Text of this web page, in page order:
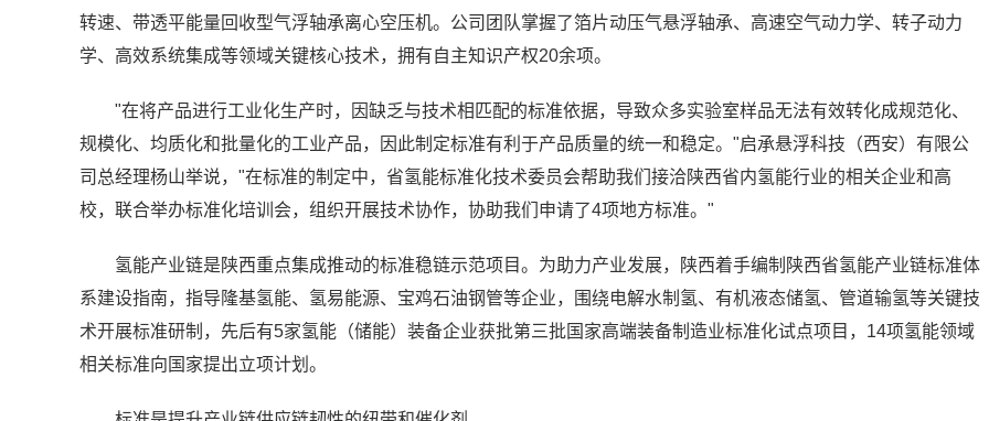
转速、带透平能量回收型气浮轴承离心空压机。公司团队掌握了箔片动压气悬浮轴承、高速空气动力学、转子动力
学、高效系统集成等领域关键核心技术，拥有自主知识产权20余项。
"在将产品进行工业化生产时，因缺乏与技术相匹配的标准依据，导致众多实验室样品无法有效转化成规范化、
规模化、均质化和批量化的工业产品，因此制定标准有利于产品质量的统一和稳定。"启承悬浮科技（西安）有限公
司总经理杨山举说，"在标准的制定中，省氢能标准化技术委员会帮助我们接洽陕西省内氢能行业的相关企业和高
校，联合举办标准化培训会，组织开展技术协作，协助我们申请了4项地方标准。"
氢能产业链是陕西重点集成推动的标准稳链示范项目。为助力产业发展，陕西着手编制陕西省氢能产业链标准体
系建设指南，指导隆基氢能、氢易能源、宝鸡石油钢管等企业，围绕电解水制氢、有机液态储氢、管道输氢等关键技
术开展标准研制，先后有5家氢能（储能）装备企业获批第三批国家高端装备制造业标准化试点项目，14项氢能领域
相关标准向国家提出立项计划。